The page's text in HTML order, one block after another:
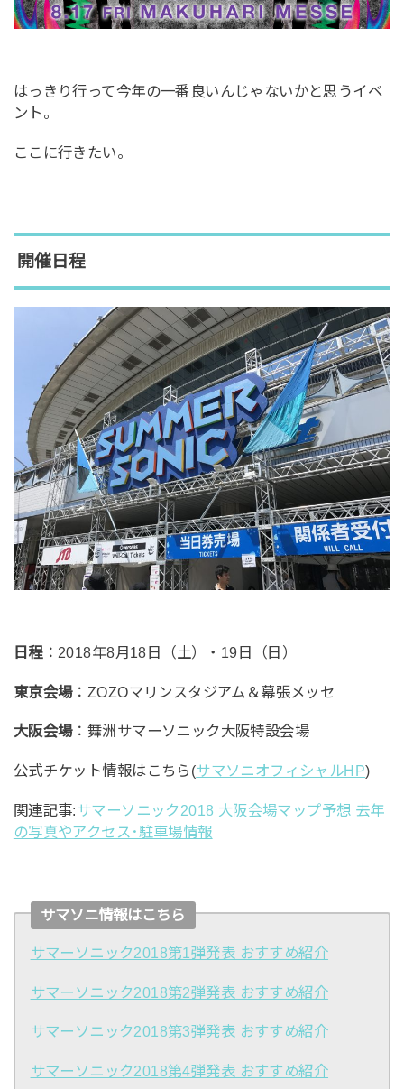
はっきり行って今年の一番良いんじゃないかと思うイベ
ント。
ここに行きたい。
開催日程
日程：2018年8月18日（土）・19日（日）
東京会場：ZOZOマリンスタジアム＆幕張メッセ
大阪会場：舞洲サマーソニック大阪特設会場
公式チケット情報はこちら(サマソニオフィシャルHP)
関連記事:サマーソニック2018 大阪会場マップ予想 去年
の写真やアクセス･駐車場情報
サマソニ情報はこちら
サマーソニック2018第1弾発表 おすすめ紹介
サマーソニック2018第2弾発表 おすすめ紹介
サマーソニック2018第3弾発表 おすすめ紹介
サマーソニック2018第4弾発表 おすすめ紹介